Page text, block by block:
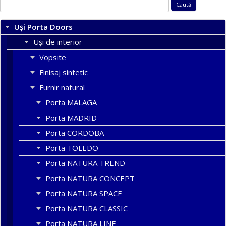
după:
Uși Porta Doors
Uși de interior
Vopsite
Finisaj sintetic
Furnir natural
Porta MALAGA
Porta MADRID
Porta CORDOBA
Porta TOLEDO
Porta NATURA TREND
Porta NATURA CONCEPT
Porta NATURA SPACE
Porta NATURA CLASSIC
Porta NATURA LINE